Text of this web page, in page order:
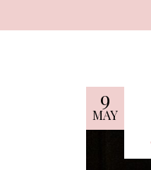
9
MAY